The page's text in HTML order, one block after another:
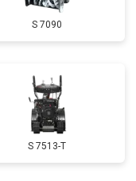
4900 ₽ Заказать
3250 ₽
1820 ₽
6400 ₽ Заказать
3800 ₽ Заказать
S 7090
S 7513-T